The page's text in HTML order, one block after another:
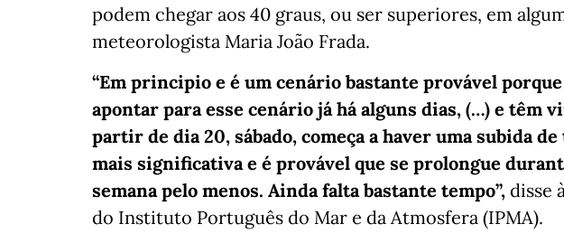
podem chegar aos 40 graus, ou ser superiores, em
meteorologista Maria João Frada.
“Em principio e é um cenário bastante provável
apontar para esse cenário já há alguns dias, (…) e têm
partir de dia 20, sábado, começa a haver uma subida
mais significativa e é provável que se prolongue
semana pelo menos. Ainda falta bastante tempo”, disse
do Instituto Português do Mar e da Atmosfera (IPMA).